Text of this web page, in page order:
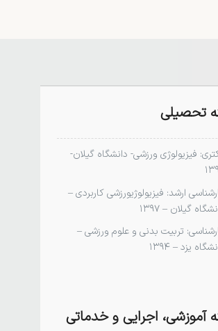
تحصیلی
فیزیولوژی­ ورزشی- دانشگاه گیلان-
ارشد: فیزیولوژی­ورزشی کاربردی –
گیلان – ۱۳۹۷
تربیت بدنی و علوم ورزشی –
یزد – ۱۳۹۴
آموزشی، اجرایی و خدماتی